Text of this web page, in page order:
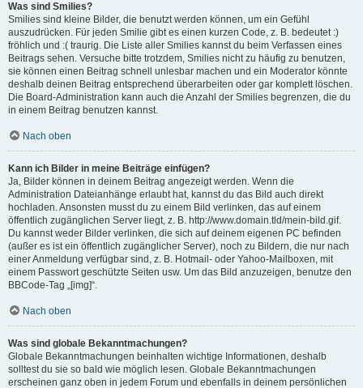
Was sind Smilies?
Smilies sind kleine Bilder, die benutzt werden können, um ein Gefühl
auszudrücken. Für jeden Smilie gibt es einen kurzen Code, z. B. bedeutet :)
fröhlich und :( traurig. Die Liste aller Smilies kannst du beim Verfassen eines
Beitrags sehen. Versuche bitte trotzdem, Smilies nicht zu häufig zu benutzen,
sie können einen Beitrag schnell unlesbar machen und ein Moderator könnte
deshalb deinen Beitrag entsprechend überarbeiten oder gar komplett löschen.
Die Board-Administration kann auch die Anzahl der Smilies begrenzen, die du
in einem Beitrag benutzen kannst.
Nach oben
Kann ich Bilder in meine Beiträge einfügen?
Ja, Bilder können in deinem Beitrag angezeigt werden. Wenn die
Administration Dateianhänge erlaubt hat, kannst du das Bild auch direkt
hochladen. Ansonsten musst du zu einem Bild verlinken, das auf einem
öffentlich zugänglichen Server liegt, z. B. http://www.domain.tld/mein-bild.gif.
Du kannst weder Bilder verlinken, die sich auf deinem eigenen PC befinden
(außer es ist ein öffentlich zugänglicher Server), noch zu Bildern, die nur nach
einer Anmeldung verfügbar sind, z. B. Hotmail- oder Yahoo-Mailboxen, mit
einem Passwort geschützte Seiten usw. Um das Bild anzuzeigen, benutze den
BBCode-Tag „[img]“.
Nach oben
Was sind globale Bekanntmachungen?
Globale Bekanntmachungen beinhalten wichtige Informationen, deshalb
solltest du sie so bald wie möglich lesen. Globale Bekanntmachungen
erscheinen ganz oben in jedem Forum und ebenfalls in deinem persönlichen